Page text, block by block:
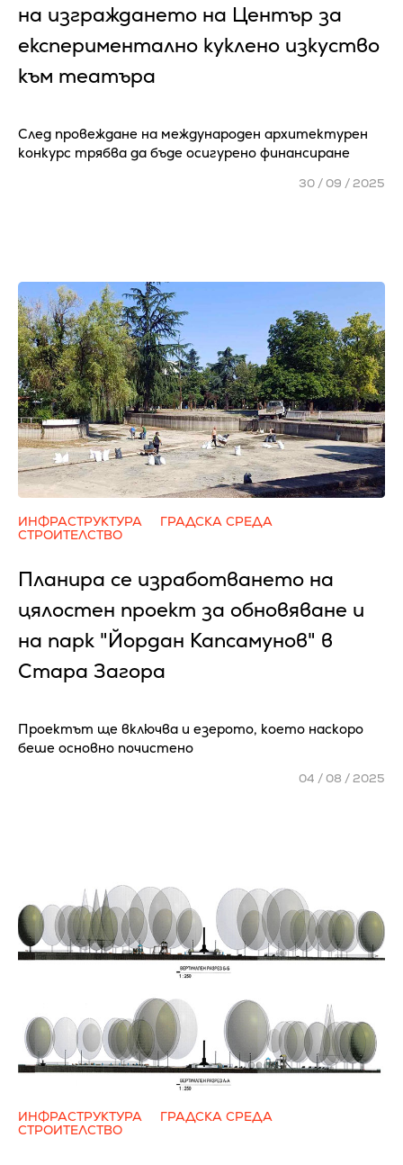
на изграждането на Център за
експериментално куклено изкуство
към театъра
След провеждане на международен архитектурен
конкурс трябва да бъде осигурено финансиране
30 / 09 / 2025
ИНФРАСТРУКТУРА
ГРАДСКА СРЕДА
СТРОИТЕЛСТВО
Планира се изработването на
цялостен проект за обновяване и
на парк "Йордан Капсамунов" в
Стара Загора
Проектът ще включва и езерото, което наскоро
беше основно почистено
04 / 08 / 2025
ИНФРАСТРУКТУРА
ГРАДСКА СРЕДА
СТРОИТЕЛСТВО